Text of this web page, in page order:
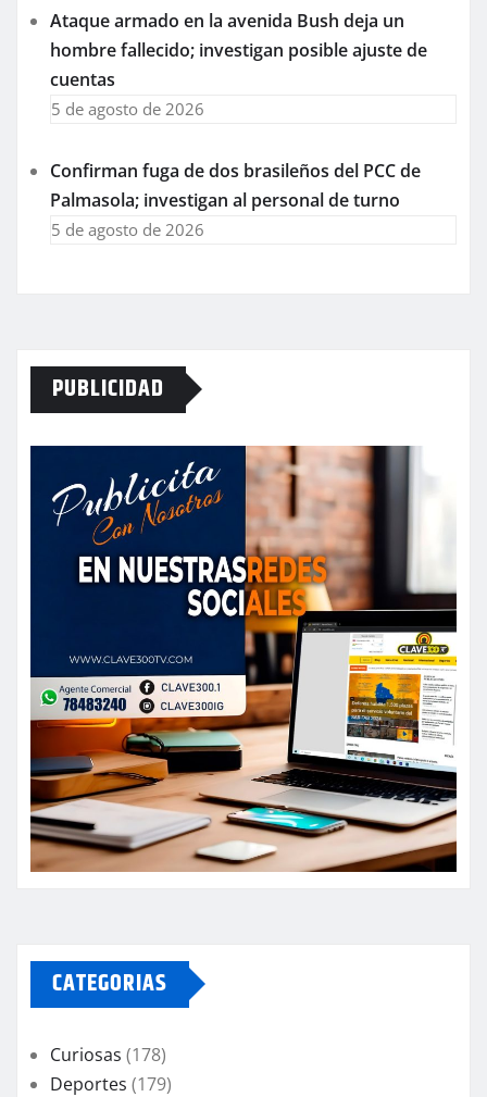
Ataque armado en la avenida Bush deja un
hombre fallecido; investigan posible ajuste de
cuentas
5 de agosto de 2026
Confirman fuga de dos brasileños del PCC de
Palmasola; investigan al personal de turno
5 de agosto de 2026
PUBLICIDAD
CATEGORIAS
Curiosas (178)
Deportes (179)